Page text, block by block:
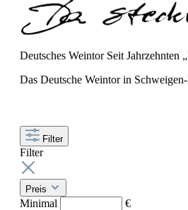
Deutsches Weintor Seit Jahrzehnten
Das Deutsche Weintor in
Filter
Filter
Preis
Minimal
€